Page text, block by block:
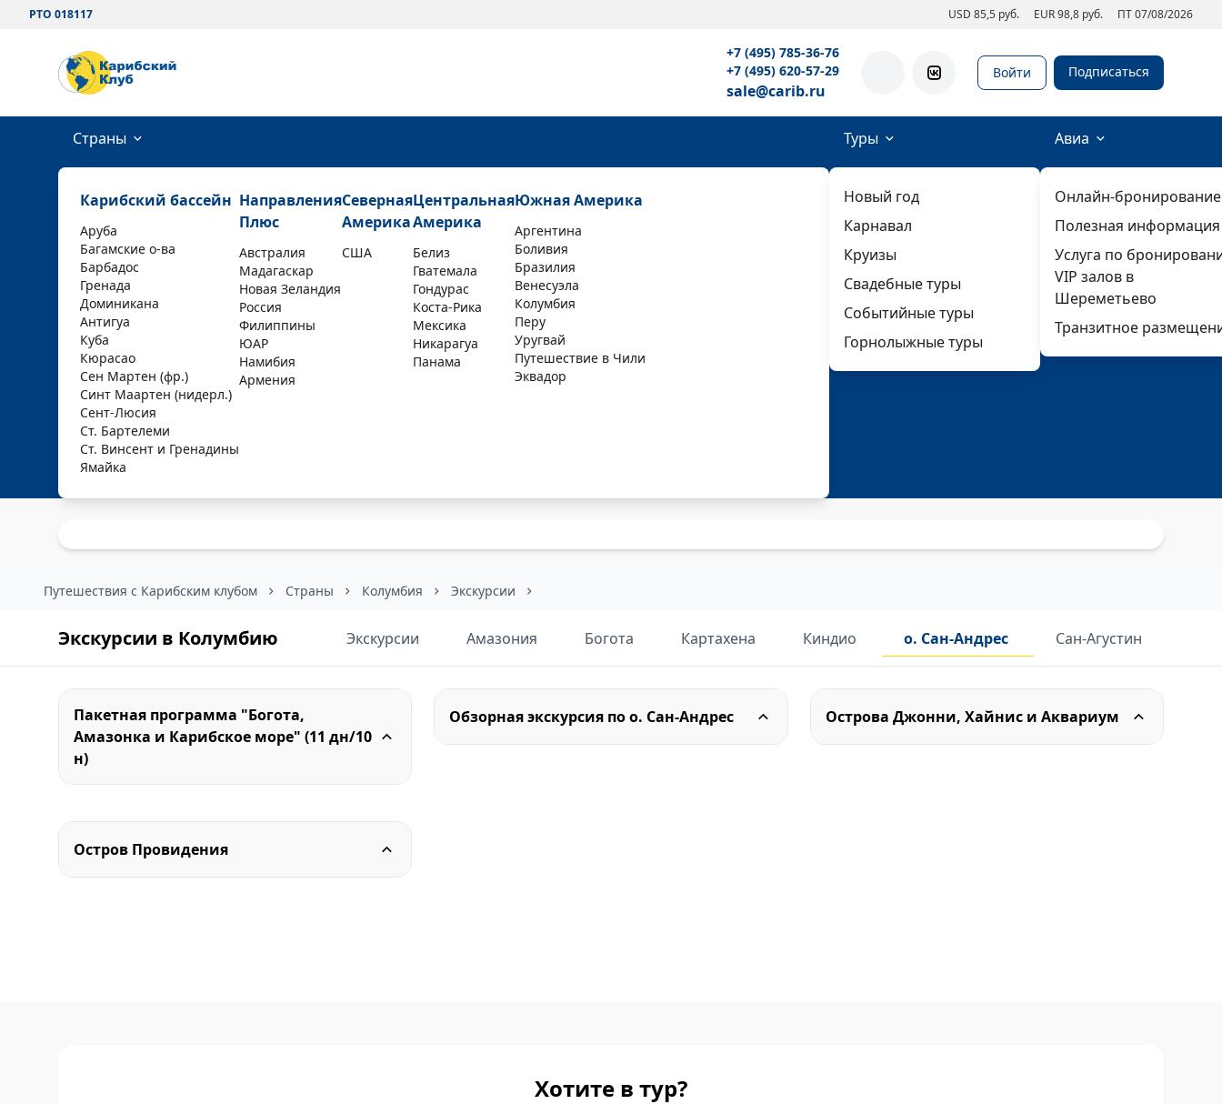
РТО 018117 USD 85,5 руб. EUR 98,8 руб. ПТ 07/08/2026
+7 (495) 785-36-76
+7 (495) 620-57-29
sale@carib.ru
Войти Подписаться
Страны
Карибский бассейн
Аруба
Багамские о-ва
Барбадос
Гренада
Доминикана
Антигуа
Куба
Кюрасао
Сен Мартен (фр.)
Синт Маартен (нидерл.)
Сент-Люсия
Ст. Бартелеми
Ст. Винсент и Гренадины
Ямайка
Направления
Плюс
Австралия
Мадагаскар
Новая Зеландия
Россия
Филиппины
ЮАР
Намибия
Армения
Северная
Америка
США
Центральная
Америка
Белиз
Гватемала
Гондурас
Коста-Рика
Мексика
Никарагуа
Панама
Южная Америка
Аргентина
Боливия
Бразилия
Венесуэла
Колумбия
Перу
Уругвай
Путешествие в Чили
Эквадор
Туры
Новый год
Карнавал
Круизы
Свадебные туры
Событийные туры
Горнолыжные туры
Авиа
Онлайн-бронирование
Полезная информация
Услуга по
VIP залов в
Шереметьево
Транзитное
Путешествия с Карибским клубом Страны Колумбия Экскурсии
Экскурсии в Колумбию Экскурсии Амазония Богота Картахена Киндио о. Сан-Андрес Сан-Агустин
Пакетная программа "Богота,
Амазонка и Карибское море" (11 дн/10
н)
Обзорная экскурсия по о. Сан-Андрес Острова Джонни, Хайнис и Аквариум
Остров Провидения
Хотите в тур?